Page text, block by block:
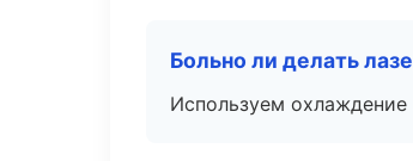
Больно ли делать
Используем